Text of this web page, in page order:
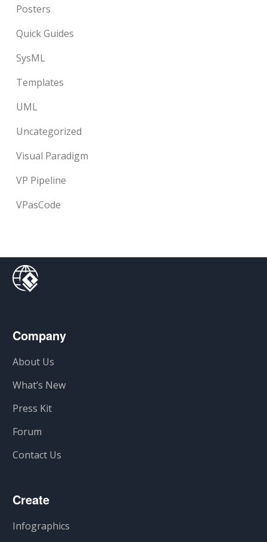
Posters
Quick Guides
SysML
Templates
UML
Uncategorized
Visual Paradigm
VP Pipeline
VPasCode
Company
About Us
What’s New
Press Kit
Forum
Contact Us
Create
Infographics